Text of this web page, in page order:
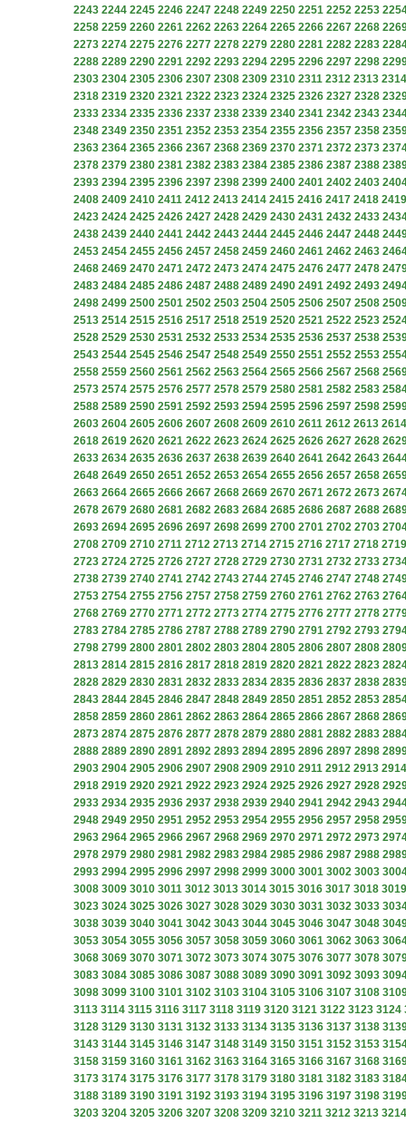
2243 2244 2245 2246 2247 2248 2249 2250 2251 2252 2253
2258 2259 2260 2261 2262 2263 2264 2265 2266 2267 2268
2273 2274 2275 2276 2277 2278 2279 2280 2281 2282 2283
2288 2289 2290 2291 2292 2293 2294 2295 2296 2297 2298
2303 2304 2305 2306 2307 2308 2309 2310 2311 2312 2313 2314
2318 2319 2320 2321 2322 2323 2324 2325 2326 2327 2328
2333 2334 2335 2336 2337 2338 2339 2340 2341 2342 2343
2348 2349 2350 2351 2352 2353 2354 2355 2356 2357 2358
2363 2364 2365 2366 2367 2368 2369 2370 2371 2372 2373
2378 2379 2380 2381 2382 2383 2384 2385 2386 2387 2388
2393 2394 2395 2396 2397 2398 2399 2400 2401 2402 2403
2408 2409 2410 2411 2412 2413 2414 2415 2416 2417 2418 2419
2423 2424 2425 2426 2427 2428 2429 2430 2431 2432 2433
2438 2439 2440 2441 2442 2443 2444 2445 2446 2447 2448
2453 2454 2455 2456 2457 2458 2459 2460 2461 2462 2463
2468 2469 2470 2471 2472 2473 2474 2475 2476 2477 2478
2483 2484 2485 2486 2487 2488 2489 2490 2491 2492 2493
2498 2499 2500 2501 2502 2503 2504 2505 2506 2507 2508
2513 2514 2515 2516 2517 2518 2519 2520 2521 2522 2523
2528 2529 2530 2531 2532 2533 2534 2535 2536 2537 2538
2543 2544 2545 2546 2547 2548 2549 2550 2551 2552 2553
2558 2559 2560 2561 2562 2563 2564 2565 2566 2567 2568
2573 2574 2575 2576 2577 2578 2579 2580 2581 2582 2583
2588 2589 2590 2591 2592 2593 2594 2595 2596 2597 2598
2603 2604 2605 2606 2607 2608 2609 2610 2611 2612 2613 2614
2618 2619 2620 2621 2622 2623 2624 2625 2626 2627 2628
2633 2634 2635 2636 2637 2638 2639 2640 2641 2642 2643
2648 2649 2650 2651 2652 2653 2654 2655 2656 2657 2658
2663 2664 2665 2666 2667 2668 2669 2670 2671 2672 2673
2678 2679 2680 2681 2682 2683 2684 2685 2686 2687 2688
2693 2694 2695 2696 2697 2698 2699 2700 2701 2702 2703
2708 2709 2710 2711 2712 2713 2714 2715 2716 2717 2718 2719
2723 2724 2725 2726 2727 2728 2729 2730 2731 2732 2733
2738 2739 2740 2741 2742 2743 2744 2745 2746 2747 2748
2753 2754 2755 2756 2757 2758 2759 2760 2761 2762 2763
2768 2769 2770 2771 2772 2773 2774 2775 2776 2777 2778
2783 2784 2785 2786 2787 2788 2789 2790 2791 2792 2793
2798 2799 2800 2801 2802 2803 2804 2805 2806 2807 2808
2813 2814 2815 2816 2817 2818 2819 2820 2821 2822 2823
2828 2829 2830 2831 2832 2833 2834 2835 2836 2837 2838
2843 2844 2845 2846 2847 2848 2849 2850 2851 2852 2853
2858 2859 2860 2861 2862 2863 2864 2865 2866 2867 2868
2873 2874 2875 2876 2877 2878 2879 2880 2881 2882 2883
2888 2889 2890 2891 2892 2893 2894 2895 2896 2897 2898
2903 2904 2905 2906 2907 2908 2909 2910 2911 2912 2913 2914
2918 2919 2920 2921 2922 2923 2924 2925 2926 2927 2928
2933 2934 2935 2936 2937 2938 2939 2940 2941 2942 2943
2948 2949 2950 2951 2952 2953 2954 2955 2956 2957 2958
2963 2964 2965 2966 2967 2968 2969 2970 2971 2972 2973
2978 2979 2980 2981 2982 2983 2984 2985 2986 2987 2988
2993 2994 2995 2996 2997 2998 2999 3000 3001 3002 3003
3008 3009 3010 3011 3012 3013 3014 3015 3016 3017 3018 3019
3023 3024 3025 3026 3027 3028 3029 3030 3031 3032 3033
3038 3039 3040 3041 3042 3043 3044 3045 3046 3047 3048
3053 3054 3055 3056 3057 3058 3059 3060 3061 3062 3063
3068 3069 3070 3071 3072 3073 3074 3075 3076 3077 3078
3083 3084 3085 3086 3087 3088 3089 3090 3091 3092 3093
3098 3099 3100 3101 3102 3103 3104 3105 3106 3107 3108
3113 3114 3115 3116 3117 3118 3119 3120 3121 3122 3123 3124
3128 3129 3130 3131 3132 3133 3134 3135 3136 3137 3138
3143 3144 3145 3146 3147 3148 3149 3150 3151 3152 3153
3158 3159 3160 3161 3162 3163 3164 3165 3166 3167 3168
3173 3174 3175 3176 3177 3178 3179 3180 3181 3182 3183
3188 3189 3190 3191 3192 3193 3194 3195 3196 3197 3198
3203 3204 3205 3206 3207 3208 3209 3210 3211 3212 3213 3214